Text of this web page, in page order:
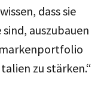
dass sie
auszubauen
zu stärken.“